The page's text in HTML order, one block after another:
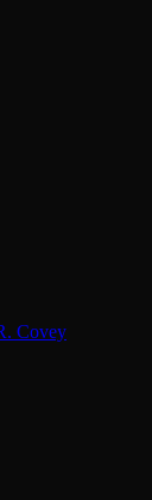
Covey